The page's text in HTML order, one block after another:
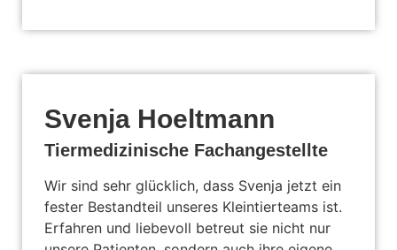
Svenja Hoeltmann
Tiermedizinische Fachangestellte
Wir sind sehr glücklich, dass Svenja jetzt ein
fester Bestandteil unseres Kleintierteams ist.
Erfahren und liebevoll betreut sie nicht nur